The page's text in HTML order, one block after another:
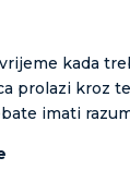
kada
prolazi kroz
imati